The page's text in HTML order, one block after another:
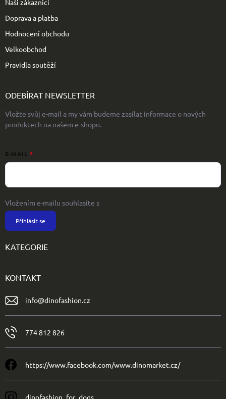
Naši zákazníci
Doprava a platba
Hodnocení obchodu
Velkoobchod
Pravidla soutěží
ODEBÍRAT NEWSLETTER
Vložte svůj e-mail a my vám budeme zasílat informace o nových
produktech na našem e-shopu.
E-MAIL
Vložením e-mailu souhlasíte s
Přihlásit se
KATEGORIE
KONTAKT
info@dinofashion.cz
774 812 826
https://www.facebook.com/www.dinomarket.cz/
dinofashion_for_dogs